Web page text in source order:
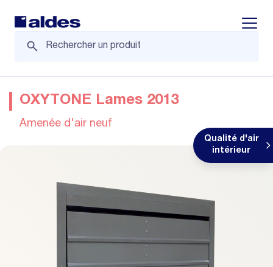
Qualité d'air
intérieur
OXYTONE Lames 2013
Amenée d'air neuf